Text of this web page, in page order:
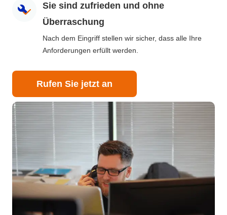
Sie sind zufrieden und ohne
Überraschung
Nach dem Eingriff stellen wir sicher, dass alle Ihre
Anforderungen erfüllt werden.
Rufen Sie jetzt an